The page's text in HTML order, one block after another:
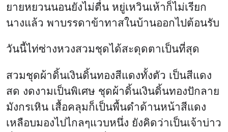
ยายหยวนนอนยังไม่ตื่น หยู่เหวินเห้าก็ไม่เรียก
นางแล้ว พาบรรดาข้าทาสในบ้านออกไปต้อนรับ
วันนี้ไท่ซ่างหวงสวมชุดได้สะดุดตาเป็นที่สุด
สวมชุดผ้าดิ้นเงินดิ้นทองสีแดงทั้งตัว เป็นสีแดง
สด งดงามเป็นพิเศษ ชุดผ้าดิ้นเงินดิ้นทองปักลาย
มังกรเหิน เสื้อคลุมก็เป็นพื้นดำด้านหน้าสีแดง
เหลือบมองไปไกลๆแวบหนึ่ง ยังคิดว่าเป็นเจ้าบ่าว